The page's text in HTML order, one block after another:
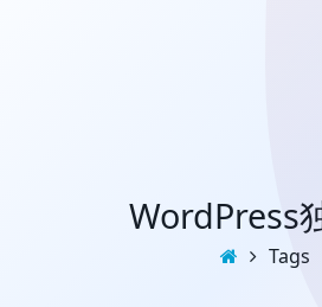
WordPress
Tags